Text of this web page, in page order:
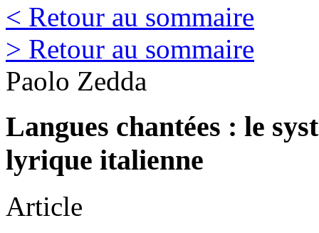
< Retour au sommaire
> Retour au sommaire
Paolo Zedda
Langues chantées : le
lyrique italienne
Article